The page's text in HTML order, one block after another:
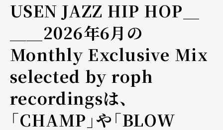
USEN JAZZ HIP HOP＿
＿＿2026年6月の
Monthly Exclusive Mix
selected by roph
recordingsは、
「CHAMP」や「BLOW